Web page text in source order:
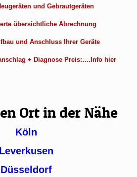
und Gebrautgeräten
übersichtliche Abrechnung
und Anschluss Ihrer Geräte
+ Diagnose Preis:….Info hier
Ort in der Nähe
Köln
Leverkusen
Düsseldorf